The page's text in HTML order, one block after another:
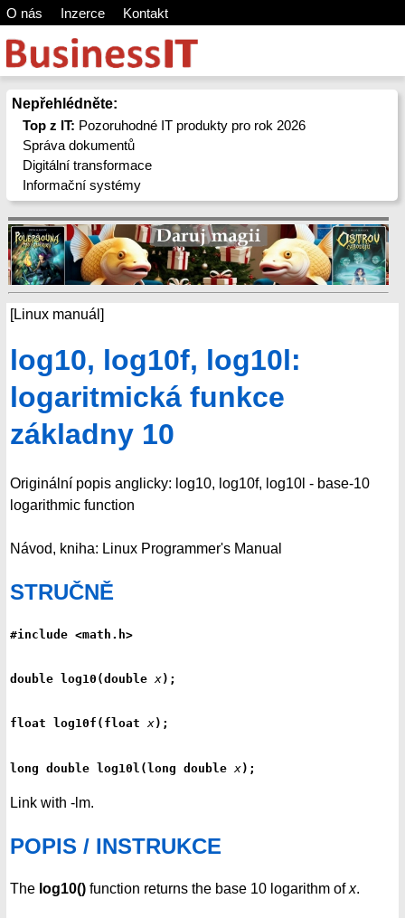
O nás Inzerce Kontakt
Nepřehlédněte:
Top z IT: Pozoruhodné IT produkty pro rok 2026
Správa dokumentů
Digitální transformace
Informační systémy
[Linux manuál]
log10, log10f, log10l:
logaritmická funkce
základny 10
Originální popis anglicky: log10, log10f, log10l - base-10
logarithmic function
Návod, kniha: Linux Programmer's Manual
STRUČNĚ
#include <math.h>
double log10(double x);
float log10f(float x);
long double log10l(long double x);
Link with -lm.
POPIS / INSTRUKCE
The log10() function returns the base 10 logarithm ofx.